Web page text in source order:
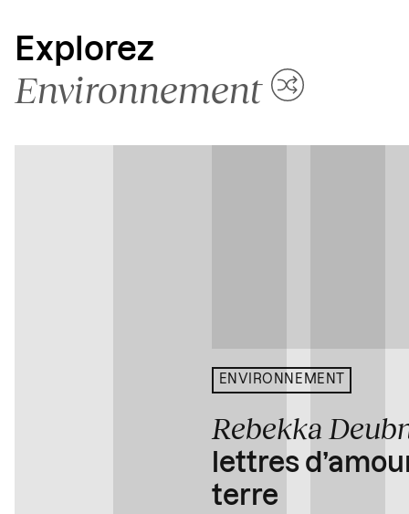
Explorez
Environnement
ENVIRONNEMENT
Rebekka
lettres
terre